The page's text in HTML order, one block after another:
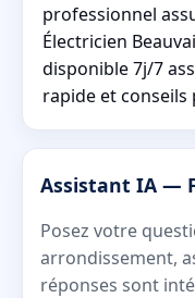
professionnel
Électricien
disponible 7j/7
rapide et
Assistant IA —
Posez votre
arrondissement,
réponses sont